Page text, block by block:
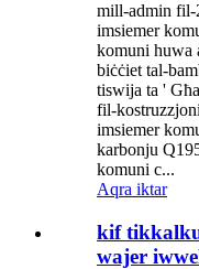
mill-admin fil-
imsiemer
komuni huwa
biċċiet tal-
tiswija ta '
fil-
imsiemer
karbonju
komuni c...
Aqra iktar
kif
wajer